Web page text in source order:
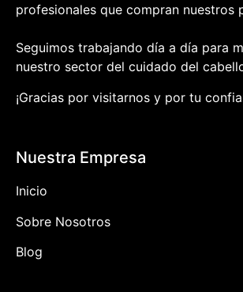
profesionales que compran nuestros
Seguimos trabajando día a día para
nuestro sector del cuidado del
¡Gracias por visitarnos y por tu
Nuestra Empresa
Inicio
Sobre Nosotros
Blog